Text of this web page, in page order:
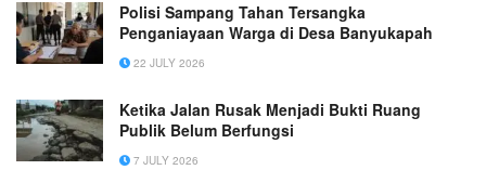
Polisi Sampang Tahan Tersangka
Penganiayaan Warga di Desa Banyukapah
22 JULY 2026
Ketika Jalan Rusak Menjadi Bukti Ruang
Publik Belum Berfungsi
7 JULY 2026